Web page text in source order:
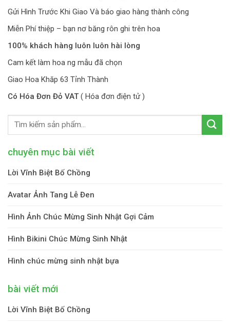
Gửi Hình Trước Khi Giao Và báo giao hàng thành công
Miễn Phí thiệp – bạn nơ băng rôn ghi trên hoa
100% khách hàng luôn luôn hài lòng
Cam kết làm hoa ng mẫu đã chọn
Giao Hoa Khăp 63 Tỉnh Thành
Có Hóa Đơn Đỏ VAT ( Hóa đơn điện tử )
chuyên mục bài viết
Lời Vĩnh Biệt Bố Chồng
Avatar Ảnh Tang Lễ Đen
Hình Ảnh Chúc Mừng Sinh Nhật Gợi Cảm
Hình Bikini Chúc Mừng Sinh Nhật
Hình chúc mừng sinh nhật bựa
bài viết mới
Lời Vĩnh Biệt Bố Chồng